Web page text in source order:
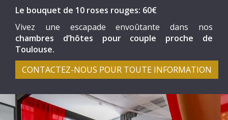
Le bouquet de 10 roses rouges: 60€
Vivez une escapade envoûtante dans nos
chambres d’hôtes pour couple proche de
Toulouse.
CONTACTEZ-NOUS POUR TOUTE INFORMATION